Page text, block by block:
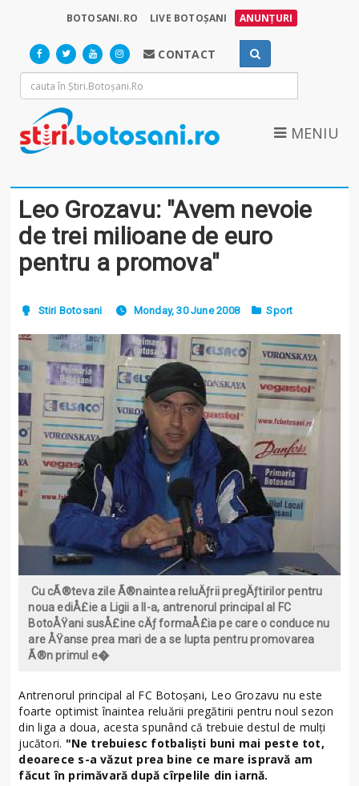
BOTOSANI.RO LIVE BOTOȘANI ANUNȚURI
CONTACT
MENIU
Leo Grozavu: "Avem nevoie
de trei milioane de euro
pentru a promova"
Stiri Botosani Monday, 30 June 2008 Sport
Cu cÃ®teva zile Ã®naintea reluÄƒrii pregÄƒtirilor pentru
noua ediÅ£ie a Ligii a II-a, antrenorul principal al FC
BotoÅŸani susÅ£ine cÄƒ formaÅ£ia pe care o conduce nu
are ÅŸanse prea mari de a se lupta pentru promovarea
Ã®n primul e�
Antrenorul principal al FC Botoşani, Leo Grozavu nu este
foarte optimist înaintea reluării pregătirii pentru noul sezon
din liga a doua, acesta spunând că trebuie destul de mulţi
jucători. "Ne trebuiesc fotbalişti buni mai peste tot,
deoarece s-a văzut prea bine ce mare ispravă am
făcut în primăvară după cîrpelile din iarnă.